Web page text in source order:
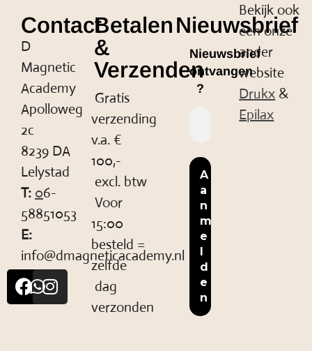
Contact
D
Magnetic
Academy
Apolloweg
2c
8239 DA
Lelystad
T: 06-
58851053
E:
info@dmagneticacademy.nl
Betalen
&
Verzenden
Gratis
verzending
v.a. €
100,-
excl. btw
Voor
15:00
besteld =
zelfde
dag
verzonden
Nieuwsbrief
Nieuwsbrief
ontvangen
?
Bekijk ook
een onze
ander
website
Drukx &
Epilax